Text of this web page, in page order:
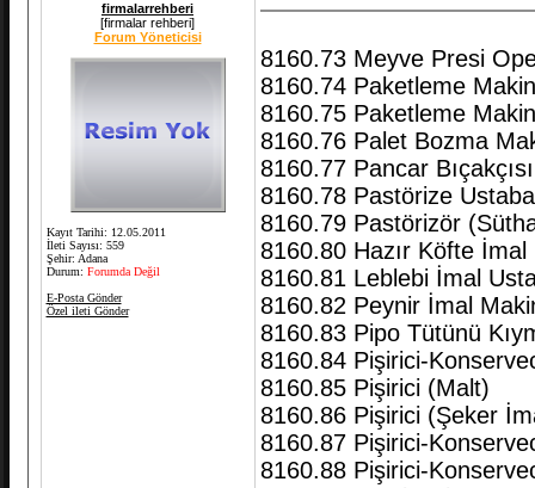
firmalarrehberi
[firmalar rehberi]
Forum Yöneticisi
Kayıt Tarihi: 12.05.2011
İleti Sayısı: 559
Şehir: Adana
Durum: Forumda Değil
E-Posta Gönder
Özel ileti Gönder
8160.73 Meyve Presi
8160.74 Paketleme
8160.75 Paketleme
8160.76 Palet Bozma
8160.77 Pancar Bıçakçısı
8160.78 Pastörize
8160.79 Pastörizör
8160.80 Hazır Köfte İmal
8160.81 Leblebi İmal
8160.82 Peynir İmal
8160.83 Pipo Tütünü
8160.84 Pişirici-
8160.85 Pişirici (Malt)
8160.86 Pişirici (Şeker
8160.87 Pişirici-
8160.88 Pişirici-